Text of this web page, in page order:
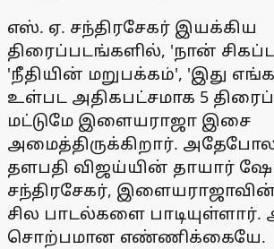
எஸ். ஏ. சந்திரசேகர் இயக்கிய
திரைப்படங்களில், 'நான்
'நீதியின் மறுபக்கம்', 'இது
உள்பட அதிகபட்சமாக 5
மட்டுமே இளையராஜா இசை
அமைத்திருக்கிறார்.
தளபதி விஜய்யின் தாயார்
சந்திரசேகர்,
சில பாடல்களை பாடியுள்ளார்.
சொற்பமான எண்ணிக்கையே.